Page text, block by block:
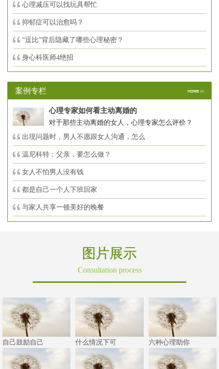
心理减压可以找玩具帮忙
抑郁症可以治愈吗？
“逗比”背后隐藏了哪些心理秘密？
身心科医师4绝招
案例专栏
心理专家如何看主动离婚的
对于那些主动离婚的女人，心理专家怎么评价？
出现问题时，男人不愿跟女人沟通，怎么
温尼科特：父亲，要怎么做？
女人不怕男人没有钱
都是自己一个人下班回家
与家人共享一顿美好的晚餐
图片展示
Consultation process
自己鼓励自己 什么情况下可 六种心理助你